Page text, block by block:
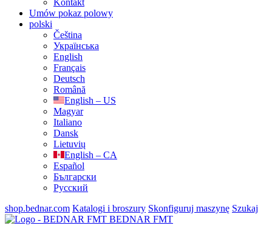
Kontakt
Umów pokaz polowy
polski
Čeština
Українська
English
Français
Deutsch
Română
English – US
Magyar
Italiano
Dansk
Lietuvių
English – CA
Español
Български
Русский
shop.bednar.com Katalogi i broszury Skonfiguruj maszynę Szukaj
BEDNAR FMT